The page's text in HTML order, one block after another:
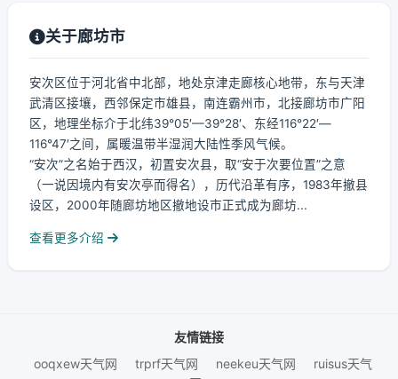
关于廊坊市
安次区位于河北省中北部，地处京津走廊核心地带，东与天津
武清区接壤，西邻保定市雄县，南连霸州市，北接廊坊市广阳
区，地理坐标介于北纬39°05′—39°28′、东经116°22′—
116°47′之间，属暖温带半湿润大陆性季风气候。
“安次”之名始于西汉，初置安次县，取“安于次要位置”之意
（一说因境内有安次亭而得名），历代沿革有序，1983年撤县
设区，2000年随廊坊地区撤地设市正式成为廊坊...
查看更多介绍
友情链接
ooqxew天气网
trprf天气网 neekeu天气网
ruisus天气